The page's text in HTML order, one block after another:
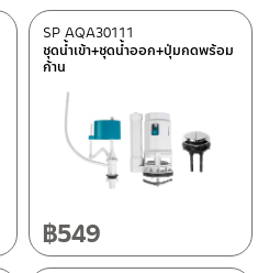
(1)
ชุดน้ำเข้า+ชุดน้ำออก+ปุ่มกดพร้อม
ก้าน
SP AQA30111
฿549